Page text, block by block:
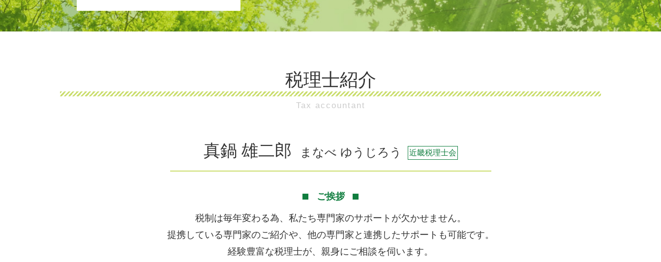
相続税 基礎控除 2018
相続税 計算ガイド
相続税 いくらから
年末調整 給与所得
国税庁 年末調整
年末調整とは パート
年末調整 12月給与
年末調整 還付金 ない
年末調整 確定申告 重複
年末調整 還付金
年末調整 給与所得 手取り
年末調整 保険料控除 戻ってく
年末調整 保険料控除 配偶者
アルバイト 年末調整 確定申告
経営相談 誰に
経営相談 メリット
経営相談 法人
住居確保給付金 経営相談
中小企業 経営相談
相続税 吹田市
相続税 茨木市
税理士紹介
Tax accountant
真鍋 雄二郎 まなべ ゆうじろう 近畿税理士会
ご挨拶
税制は毎年変わる為、私たち専門家のサポートが欠かせません。
提携している専門家のご紹介や、他の専門家と連携したサポートも可能です。
経験豊富な税理士が、親身にご相談を伺います。